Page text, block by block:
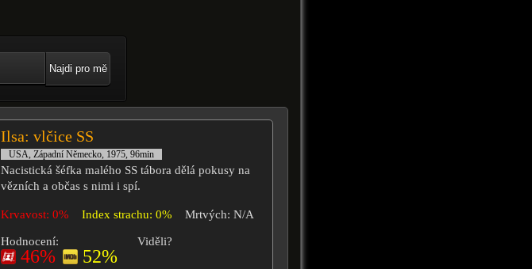
Najdi pro mě
Ilsa: vlčice SS
USA, Západní Německo, 1975, 96min
Nacistická šéfka malého SS tábora dělá pokusy na
vězních a občas s nimi i spí.
Krvavost: 0% Index strachu: 0% Mrtvých: N/A
Hodnocení:
46% 52%
Viděli?